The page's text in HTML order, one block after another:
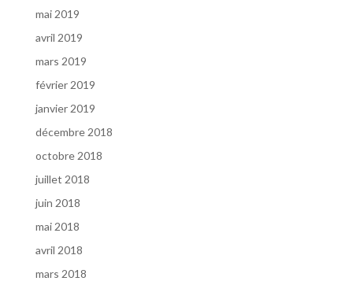
mai 2019
avril 2019
mars 2019
février 2019
janvier 2019
décembre 2018
octobre 2018
juillet 2018
juin 2018
mai 2018
avril 2018
mars 2018